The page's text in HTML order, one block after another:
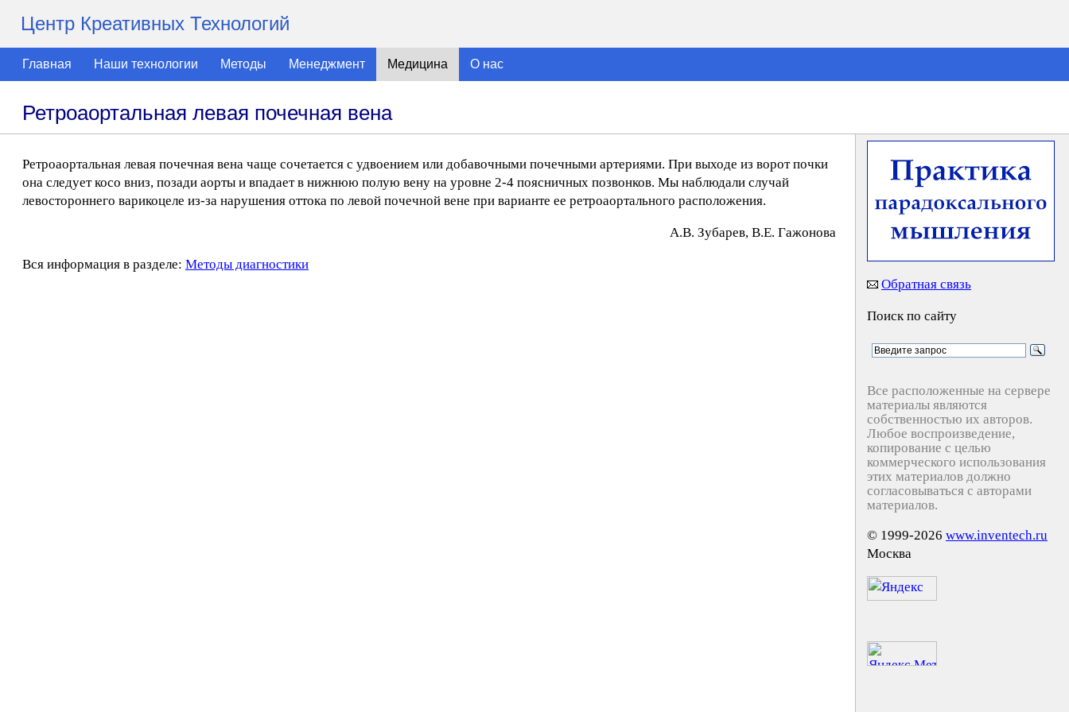
Центр Креативных Технологий
Главная Наши технологии Методы Менеджмент Медицина О нас
Ретроаортальная левая почечная вена
Ретроаортальная левая почечная вена чаще сочетается с удвоением или добавочными почечными артериями. При выходе из ворот почки
она следует косо вниз, позади аорты и впадает в нижнюю полую вену на уровне 2-4 поясничных позвонков. Мы наблюдали случай
левостороннего варикоцеле из-за нарушения оттока по левой почечной вене при варианте ее ретроаортального расположения.
A.В. Зyбaрeв, В.Е. Гaжoнoва
Вся информация в разделе: Методы диагностики
Обратная связь
Поиск по сайту
Все расположенные на сервере
материалы являются
собственностью их авторов.
Любое воспроизведение,
копирование с целью
коммерческого использования
этих материалов должно
согласовываться с авторами
материалов.
© 1999-2026 www.inventech.ru
Москва